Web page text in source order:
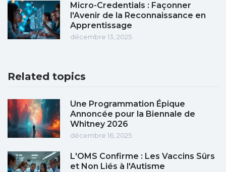
Micro-Credentials : Façonner
l'Avenir de la Reconnaissance en
Apprentissage
décembre 13, 2025
Related topics
Une Programmation Épique
Annoncée pour la Biennale de
Whitney 2026
décembre 16, 2025
L'OMS Confirme : Les Vaccins Sûrs
et Non Liés à l'Autisme